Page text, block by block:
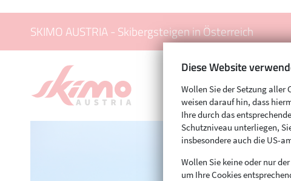
SKIMO AUSTRIA - Skibergsteigen in Österreich
Diese Website
Wollen Sie der Setzung aller
weisen darauf hin, dass
Ihre durch das
Schutzniveau unterliegen,
insbesondere auch die US-
Wollen Sie keine oder nur
um Ihre Cookies